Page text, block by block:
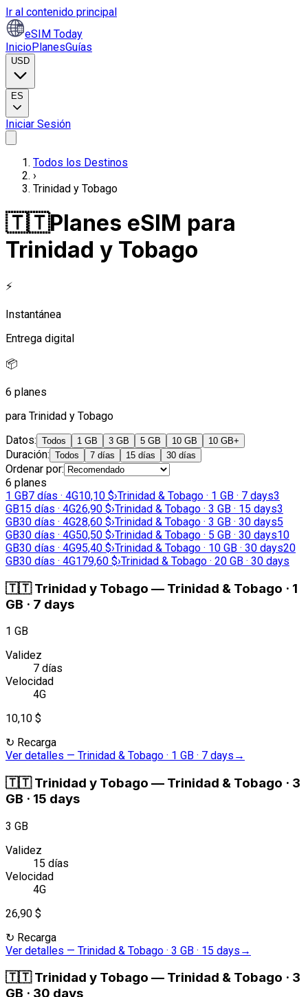
Ir al contenido principal
eSIM Today
InicioPlanesGuías
USD
ES
Iniciar Sesión
Todos los Destinos
›
Trinidad y Tobago
🇹🇹Planes eSIM para
Trinidad y Tobago
⚡
Instantánea
Entrega digital
📦
6 planes
para Trinidad y Tobago
Datos: Todos 1 GB 3 GB 5 GB 10 GB 10 GB+
Duración: Todos 7 días 15 días 30 días
Ordenar por:
6 planes
1 GB7 días · 4G10,10 $›Trinidad & Tobago · 1 GB · 7 days3
GB15 días · 4G26,90 $›Trinidad & Tobago · 3 GB · 15 days3
GB30 días · 4G28,60 $›Trinidad & Tobago · 3 GB · 30 days5
GB30 días · 4G50,50 $›Trinidad & Tobago · 5 GB · 30 days10
GB30 días · 4G95,40 $›Trinidad & Tobago · 10 GB · 30 days20
GB30 días · 4G179,60 $›Trinidad & Tobago · 20 GB · 30 days
🇹🇹 Trinidad y Tobago — Trinidad & Tobago · 1
GB · 7 days
1 GB
Validez
7 días
Velocidad
4G
10,10 $
↻ Recarga
Ver detalles — Trinidad & Tobago · 1 GB · 7 days →
🇹🇹 Trinidad y Tobago — Trinidad & Tobago · 3
GB · 15 days
3 GB
Validez
15 días
Velocidad
4G
26,90 $
↻ Recarga
Ver detalles — Trinidad & Tobago · 3 GB · 15 days →
🇹🇹 Trinidad y Tobago — Trinidad & Tobago · 3
GB · 30 days